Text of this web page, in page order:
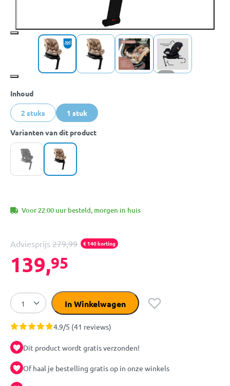
+17
Inhoud
2 stuks 1 stuk
Varianten van dit product
Voor 22:00 uur besteld, morgen in huis
Adviesprijs 279,99 € 140 korting
139,95
In Winkelwagen
4.9/5 (41 reviews)
Dit product wordt gratis verzonden!
Of haal je bestelling gratis op in onze winkels